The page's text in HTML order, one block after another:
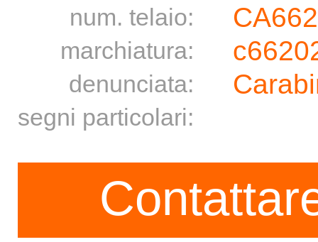
num. telaio:
marchiatura:
denunciata:
segni particolari: